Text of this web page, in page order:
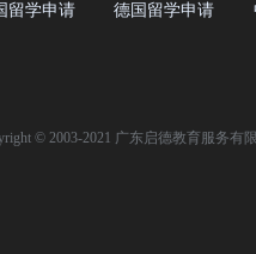
留学申请 德国留学申请
© 2003-2021 广东启德教育服务有